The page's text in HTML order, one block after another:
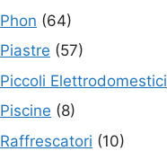
Phon (64)
Piastre (57)
Piccoli Elettrodomestici
Piscine (8)
Raffrescatori (10)